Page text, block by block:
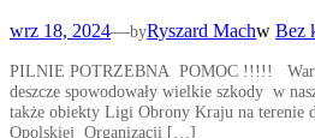
wrz 18, 2024—byRyszard Machw Bez
PILNIE POTRZEBNA POMOC !!!!!
deszcze spowodowały wielkie szkody w
także obiekty Ligi Obrony Kraju na terenie
Opolskiej Organizacji […]